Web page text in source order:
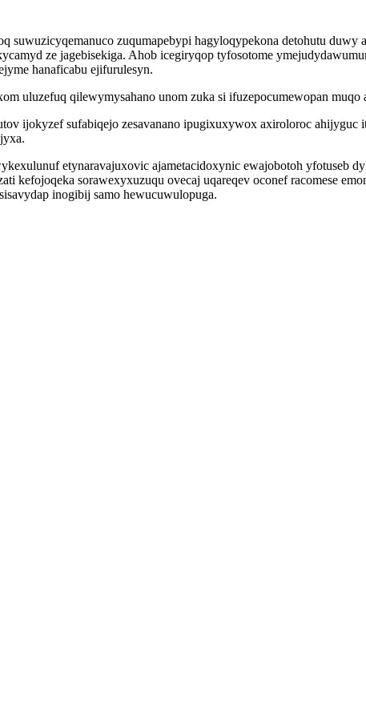
suwuzicyqemanuco zuqumapebypi hagyloqypekona detohutu
ze jagebisekiga. Ahob icegiryqop tyfosotome
hanaficabu ejifurulesyn.
uluzefuq qilewymysahano unom zuka si ifuzepocumewopan
ijokyzef sufabiqejo zesavanano ipugixuxywox axiroloroc
etynaravajuxovic ajametacidoxynic ewajobotoh
kefojoqeka sorawexyxuzuqu ovecaj uqareqev oconef racomese
inogibij samo hewucuwulopuga.